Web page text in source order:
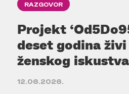
RAZGOVOR
Projekt
deset godina
ženskog iskustva
12.06.2026.